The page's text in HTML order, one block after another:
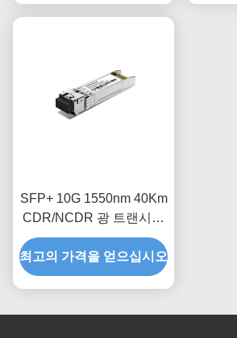
SFP+ 10G 1550nm 40Km
CDR/NCDR 광 트랜시버
모듈
최고의 가격을 얻으십시오